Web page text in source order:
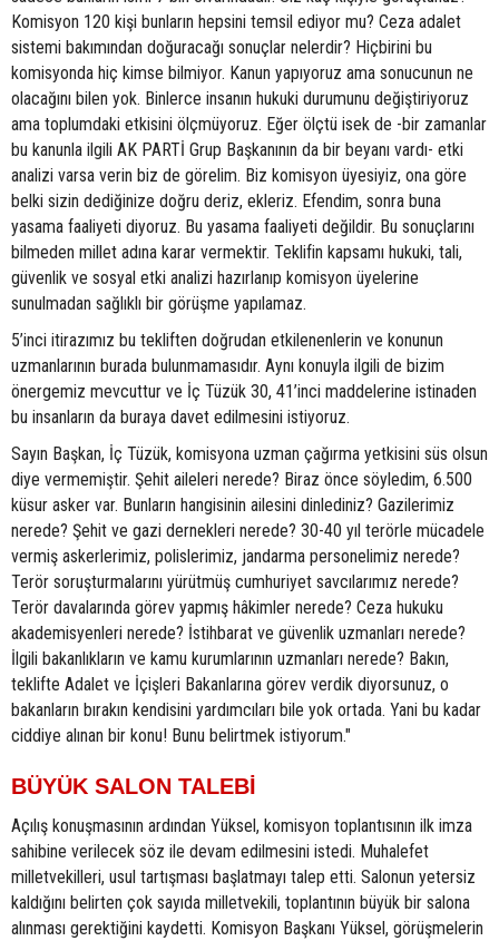
Komisyon 120 kişi bunların hepsini temsil ediyor mu? Ceza adalet
sistemi bakımından doğuracağı sonuçlar nelerdir? Hiçbirini bu
komisyonda hiç kimse bilmiyor. Kanun yapıyoruz ama sonucunun ne
olacağını bilen yok. Binlerce insanın hukuki durumunu değiştiriyoruz
ama toplumdaki etkisini ölçmüyoruz. Eğer ölçtü isek de -bir zamanlar
bu kanunla ilgili AK PARTİ Grup Başkanının da bir beyanı vardı- etki
analizi varsa verin biz de görelim. Biz komisyon üyesiyiz, ona göre
belki sizin dediğinize doğru deriz, ekleriz. Efendim, sonra buna
yasama faaliyeti diyoruz. Bu yasama faaliyeti değildir. Bu sonuçlarını
bilmeden millet adına karar vermektir. Teklifin kapsamı hukuki, tali,
güvenlik ve sosyal etki analizi hazırlanıp komisyon üyelerine
sunulmadan sağlıklı bir görüşme yapılamaz.
5’inci itirazımız bu tekliften doğrudan etkilenenlerin ve konunun
uzmanlarının burada bulunmamasıdır. Aynı konuyla ilgili de bizim
önergemiz mevcuttur ve İç Tüzük 30, 41’inci maddelerine istinaden
bu insanların da buraya davet edilmesini istiyoruz.
Sayın Başkan, İç Tüzük, komisyona uzman çağırma yetkisini süs olsun
diye vermemiştir. Şehit aileleri nerede? Biraz önce söyledim, 6.500
küsur asker var. Bunların hangisinin ailesini dinlediniz? Gazilerimiz
nerede? Şehit ve gazi dernekleri nerede? 30-40 yıl terörle mücadele
vermiş askerlerimiz, polislerimiz, jandarma personelimiz nerede?
Terör soruşturmalarını yürütmüş cumhuriyet savcılarımız nerede?
Terör davalarında görev yapmış hâkimler nerede? Ceza hukuku
akademisyenleri nerede? İstihbarat ve güvenlik uzmanları nerede?
İlgili bakanlıkların ve kamu kurumlarının uzmanları nerede? Bakın,
teklifte Adalet ve İçişleri Bakanlarına görev verdik diyorsunuz, o
bakanların bırakın kendisini yardımcıları bile yok ortada. Yani bu kadar
ciddiye alınan bir konu! Bunu belirtmek istiyorum."
BÜYÜK SALON TALEBİ
Açılış konuşmasının ardından Yüksel, komisyon toplantısının ilk imza
sahibine verilecek söz ile devam edilmesini istedi. Muhalefet
milletvekilleri, usul tartışması başlatmayı talep etti. Salonun yetersiz
kaldığını belirten çok sayıda milletvekili, toplantının büyük bir salona
alınması gerektiğini kaydetti. Komisyon Başkanı Yüksel, görüşmelerin